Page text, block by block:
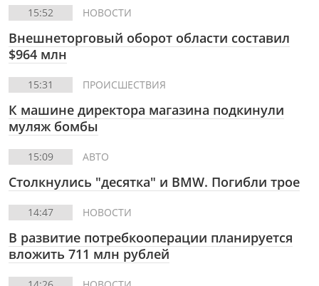
15:52 НОВОСТИ
Внешнеторговый оборот области составил
$964 млн
15:31 ПРОИСШЕСТВИЯ
К машине директора магазина подкинули
муляж бомбы
15:09 АВТО
Столкнулись "десятка" и BMW. Погибли трое
14:47 НОВОСТИ
В развитие потребкооперации планируется
вложить 711 млн рублей